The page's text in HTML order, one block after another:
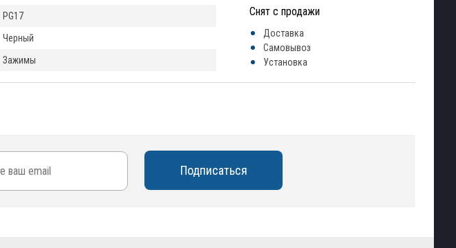
Снят с продажи
Доставка
Самовывоз
Установка
PG17
Черный
Зажимы